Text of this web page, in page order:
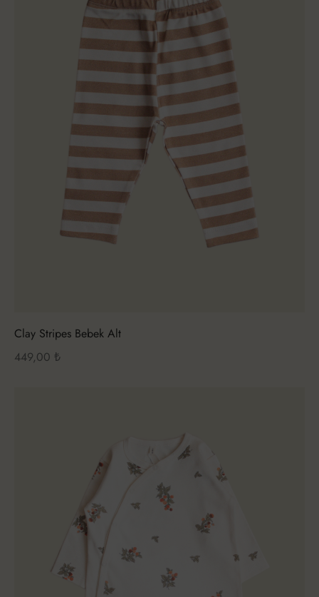
Clay Stripes Bebek Alt
449,00 ₺